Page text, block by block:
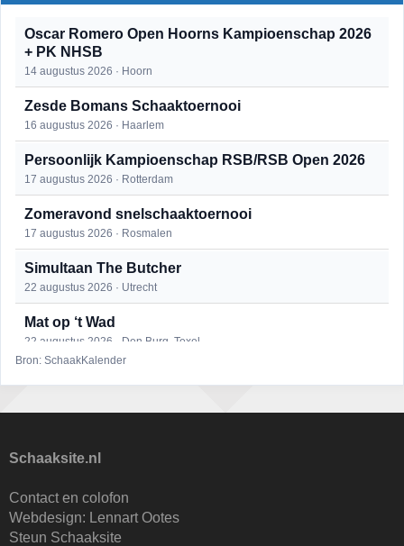
Oscar Romero Open Hoorns Kampioenschap 2026
+ PK NHSB
14 augustus 2026 · Hoorn
Zesde Bomans Schaaktoernooi
16 augustus 2026 · Haarlem
Persoonlijk Kampioenschap RSB/RSB Open 2026
17 augustus 2026 · Rotterdam
Zomeravond snelschaaktoernooi
17 augustus 2026 · Rosmalen
Simultaan The Butcher
22 augustus 2026 · Utrecht
Mat op ‘t Wad
22 augustus 2026 · Den Burg, Texel
25 augustus 2026 · Bunschoten-Spakenburg
Nazomervierkampentoernooi 2026
Bron: SchaakKalender
Schaaksite.nl
Contact en colofon
Webdesign: Lennart Ootes
Steun Schaaksite